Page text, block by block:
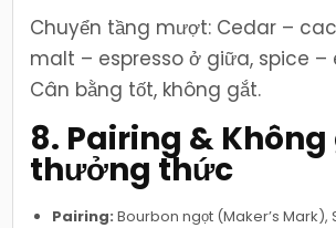
Chuyển tầng mượt: Cedar –
malt – espresso ở giữa, spice –
Cân bằng tốt, không gắt.
8. Pairing &
thưởng thức
Pairing: Bourbon ngọt (Maker’s Mark),